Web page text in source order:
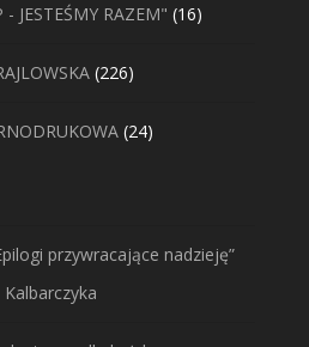
JESTEŚMY RAZEM" 1616
226226
2424
przywracające nadzieję”